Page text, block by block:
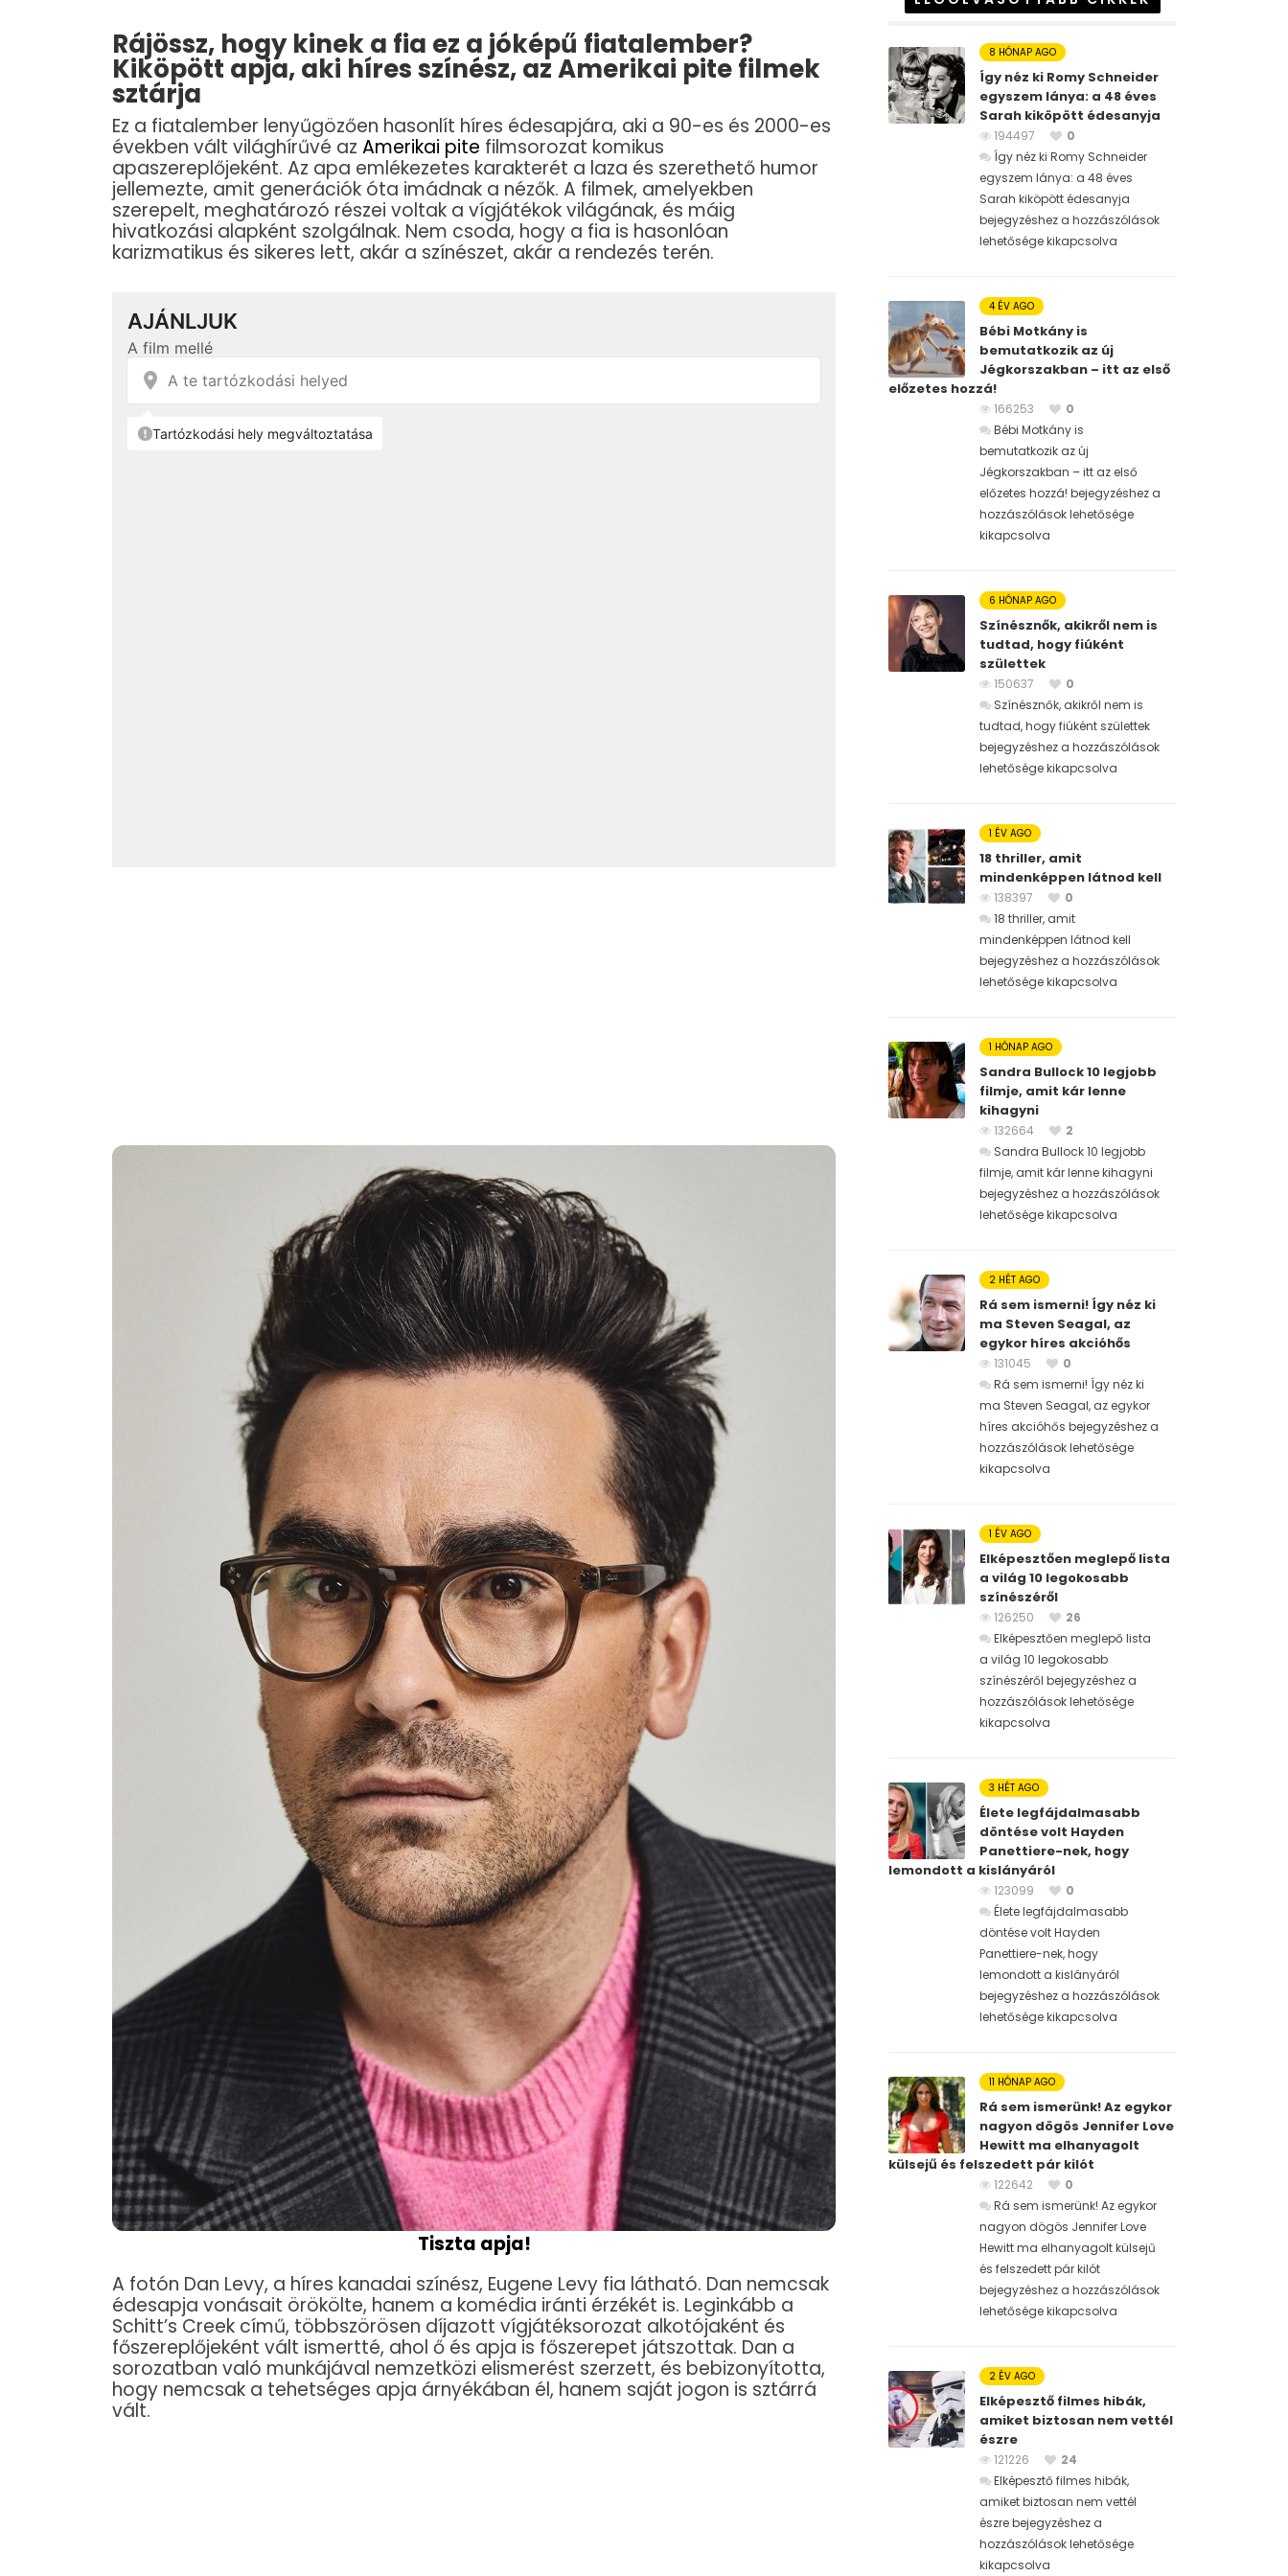
Rájössz, hogy kinek a fia ez a jóképű fiatalember?
Kiköpött apja, aki híres színész, az Amerikai pite filmek
sztárja
Ez a fiatalember lenyűgözően hasonlít híres édesapjára, aki a 90-es és 2000-es
években vált világhírűvé az Amerikai pite filmsorozat komikus
apaszereplőjeként. Az apa emlékezetes karakterét a laza és szerethető humor
jellemezte, amit generációk óta imádnak a nézők. A filmek, amelyekben
szerepelt, meghatározó részei voltak a vígjátékok világának, és máig
hivatkozási alapként szolgálnak. Nem csoda, hogy a fia is hasonlóan
karizmatikus és sikeres lett, akár a színészet, akár a rendezés terén.
Tiszta apja!
A fotón Dan Levy, a híres kanadai színész, Eugene Levy fia látható. Dan nemcsak
édesapja vonásait örökölte, hanem a komédia iránti érzékét is. Leginkább a
Schitt’s Creek című, többszörösen díjazott vígjátéksorozat alkotójaként és
főszereplőjeként vált ismertté, ahol ő és apja is főszerepet játszottak. Dan a
sorozatban való munkájával nemzetközi elismerést szerzett, és bebizonyította,
hogy nemcsak a tehetséges apja árnyékában él, hanem saját jogon is sztárrá
vált.
8 HÓNAP AGO
Így néz ki Romy Schneider
egyszem lánya: a 48 éves
Sarah kiköpött édesanyja
194497
0
Így néz ki Romy Schneider
egyszem lánya: a 48 éves
Sarah kiköpött édesanyja
bejegyzéshez a hozzászólások
lehetősége kikapcsolva
4 ÉV AGO
Bébi Motkány is
bemutatkozik az új
Jégkorszakban – itt az első
előzetes hozzá!
166253
0
Bébi Motkány is
bemutatkozik az új
Jégkorszakban – itt az első
előzetes hozzá! bejegyzéshez a
hozzászólások lehetősége
kikapcsolva
6 HÓNAP AGO
Színésznők, akikről nem is
tudtad, hogy fiúként
születtek
150637
0
Színésznők, akikről nem is
tudtad, hogy fiúként születtek
bejegyzéshez a hozzászólások
lehetősége kikapcsolva
1 ÉV AGO
18 thriller, amit
mindenképpen látnod kell
138397
0
18 thriller, amit
mindenképpen látnod kell
bejegyzéshez a hozzászólások
lehetősége kikapcsolva
1 HÓNAP AGO
Sandra Bullock 10 legjobb
filmje, amit kár lenne
kihagyni
132664
2
Sandra Bullock 10 legjobb
filmje, amit kár lenne kihagyni
bejegyzéshez a hozzászólások
lehetősége kikapcsolva
2 HÉT AGO
Rá sem ismerni! Így néz ki
ma Steven Seagal, az
egykor híres akcióhős
131045
0
Rá sem ismerni! Így néz ki
ma Steven Seagal, az egykor
híres akcióhős bejegyzéshez a
hozzászólások lehetősége
kikapcsolva
1 ÉV AGO
Elképesztően meglepő lista
a világ 10 legokosabb
színészéről
126250
26
Elképesztően meglepő lista
a világ 10 legokosabb
színészéről bejegyzéshez a
hozzászólások lehetősége
kikapcsolva
3 HÉT AGO
Élete legfájdalmasabb
döntése volt Hayden
Panettiere-nek, hogy
lemondott a kislányáról
123099
0
Élete legfájdalmasabb
döntése volt Hayden
Panettiere-nek, hogy
lemondott a kislányáról
bejegyzéshez a hozzászólások
lehetősége kikapcsolva
11 HÓNAP AGO
Rá sem ismerünk! Az egykor
nagyon dögös Jennifer Love
Hewitt ma elhanyagolt
külsejű és felszedett pár kilót
122642
0
Rá sem ismerünk! Az egykor
nagyon dögös Jennifer Love
Hewitt ma elhanyagolt külsejű
és felszedett pár kilót
bejegyzéshez a hozzászólások
lehetősége kikapcsolva
2 ÉV AGO
Elképesztő filmes hibák,
amiket biztosan nem vettél
észre
121226
24
Elképesztő filmes hibák,
amiket biztosan nem vettél
észre bejegyzéshez a
hozzászólások lehetősége
kikapcsolva